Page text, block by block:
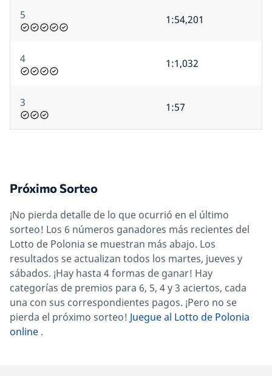
5 1:54,201
4 1:1,032
3 1:57
Próximo Sorteo
¡No pierda detalle de lo que ocurrió en el último
sorteo! Los 6 números ganadores más recientes del
Lotto de Polonia se muestran más abajo. Los
resultados se actualizan todos los martes, jueves y
sábados. ¡Hay hasta 4 formas de ganar! Hay
categorías de premios para 6, 5, 4 y 3 aciertos, cada
una con sus correspondientes pagos. ¡Pero no se
pierda el próximo sorteo! Juegue al Lotto de Polonia
online .